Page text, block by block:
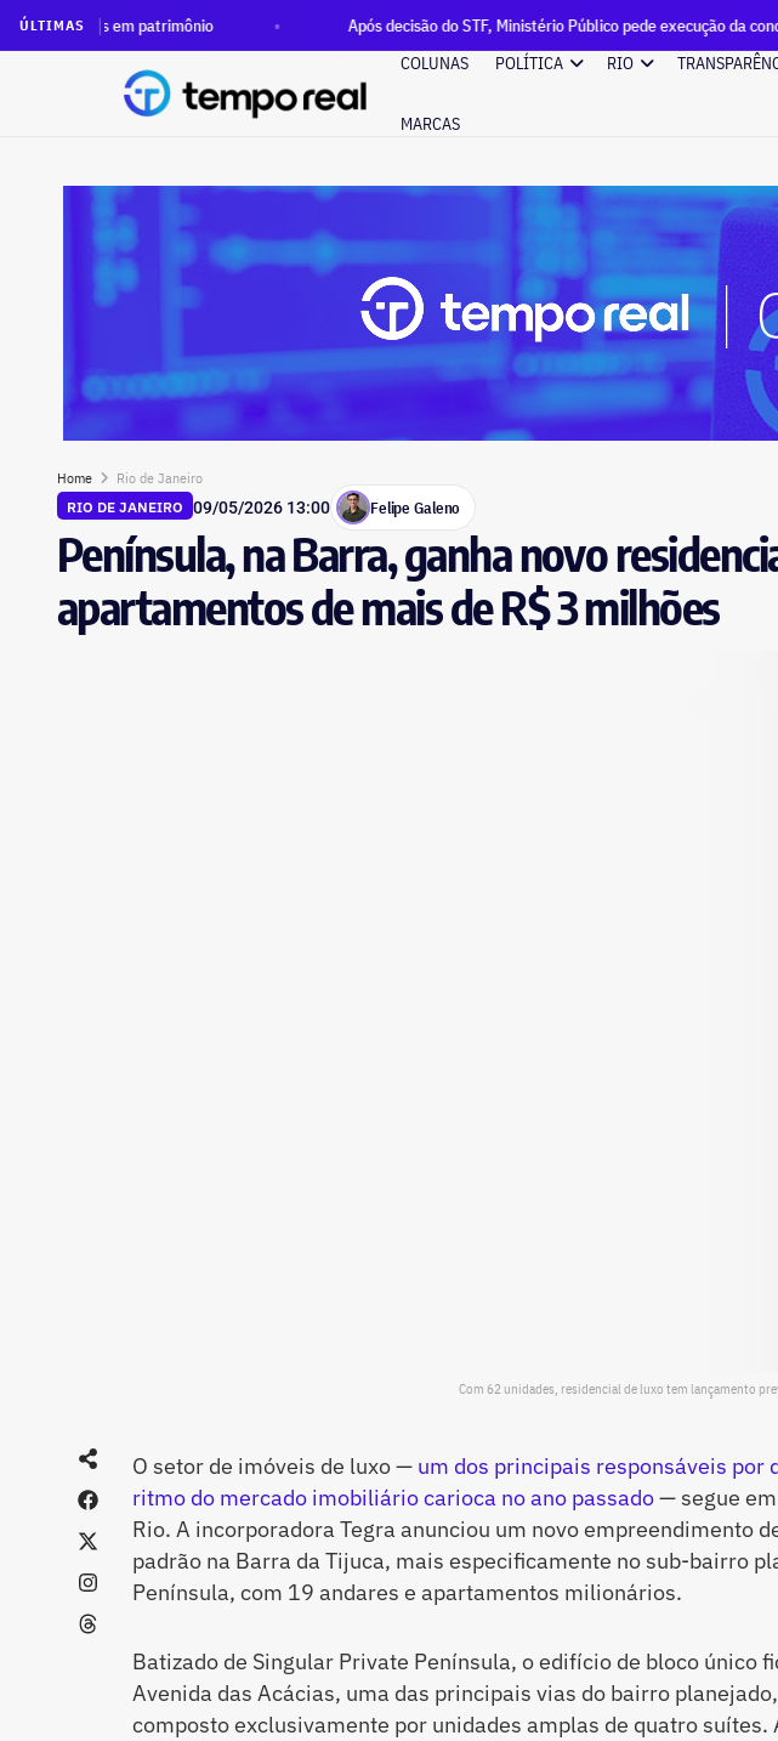
ÚLTIMAS
patrimônio Após decisão do STF, Ministério Público pede execução da condenação e da
COLUNAS
POLÍTICA RIO
MARCAS
Home
Rio de Janeiro
RIO DE JANEIRO 09/05/2026 13:00 Felipe Galeno
Península, na Barra, ganha novo
apartamentos de mais de R$ 3 milhões
Com 62 unidades, residencial de luxo tem lançamento
O setor de imóveis de luxo — um dos principais responsáveis por
ritmo do mercado imobiliário carioca no ano passado— segue
Rio. A incorporadora Tegra anunciou um novo empreendimento
padrão na Barra da Tijuca, mais especificamente no sub-bairro
Península, com 19 andares e apartamentos milionários.
Batizado de Singular Private Península, o edifício de bloco único
Avenida das Acácias, uma das principais vias do bairro
composto exclusivamente por unidades amplas de quatro suítes.